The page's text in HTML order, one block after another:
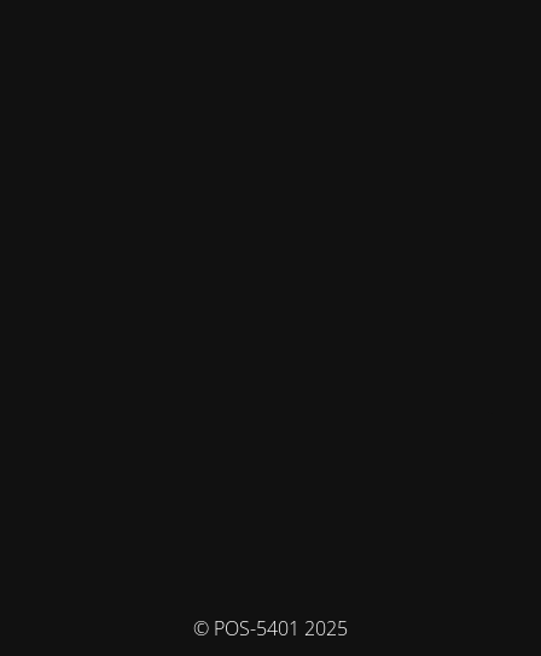
© POS-5401 2025